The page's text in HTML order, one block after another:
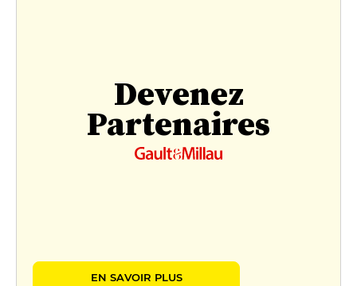
Devenez
Partenaires
EN SAVOIR PLUS